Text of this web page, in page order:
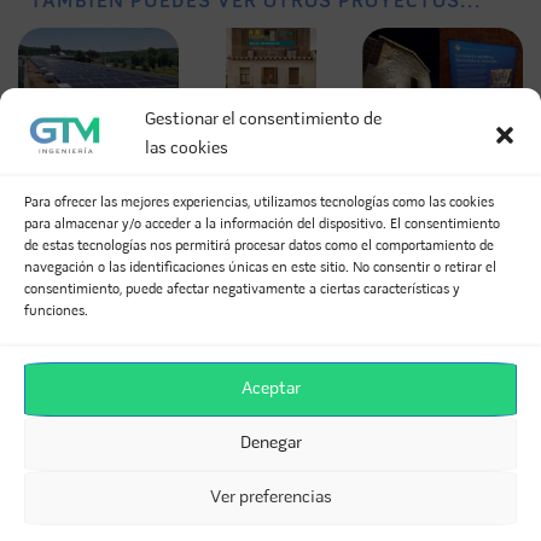
Gestionar el consentimiento de
las cookies
Para ofrecer las mejores experiencias, utilizamos tecnologías como las cookies
para almacenar y/o acceder a la información del dispositivo. El consentimiento
de estas tecnologías nos permitirá procesar datos como el comportamiento de
navegación o las identificaciones únicas en este sitio. No consentir o retirar el
consentimiento, puede afectar negativamente a ciertas características y
funciones.
Aceptar
Denegar
Ver preferencias
Equipo GTM Ingeniería y Proyectos
Desde 2005 construyendo camino en la ingeniería de
instalaciones, habiendo realizado más de 300 proyectos
ámbito nacional como internacional.
DEJA UNA RESPUESTA
Los campos obligatorios están marcados con